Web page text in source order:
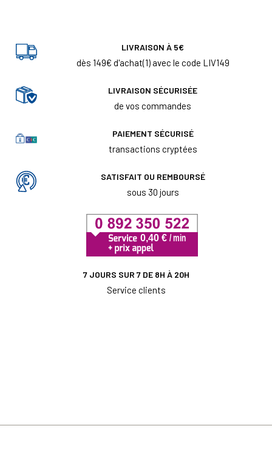
LIVRAISON À 5€
dès 149€ d'achat(1) avec le code LIV149
LIVRAISON SÉCURISÉE
de vos commandes
PAIEMENT SÉCURISÉ
transactions cryptées
SATISFAIT OU REMBOURSÉ
sous 30 jours
7 JOURS SUR 7 DE 8H À 20H
Service clients